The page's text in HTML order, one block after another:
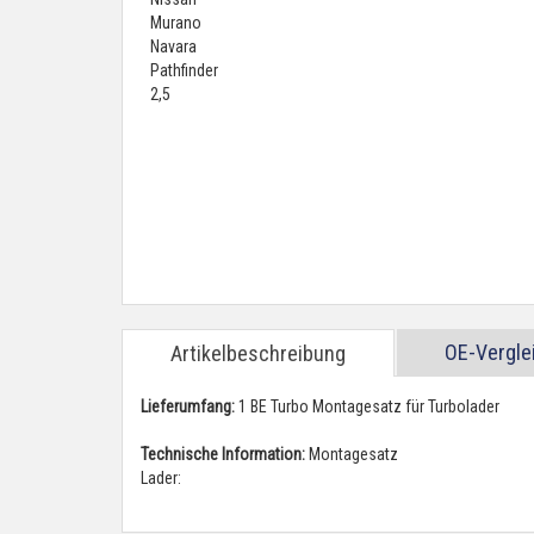
Artikelbeschreibung OE-
Lieferumfang:1 BE Turbo Montagesatz für Turbolader
Technische Information: Montagesatz
Lader: